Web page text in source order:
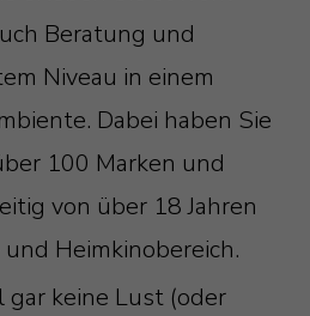
Beratung und
Niveau in einem
Dabei haben Sie
100 Marken und
von über 18 Jahren
Heimkinobereich.
gar keine Lust (oder